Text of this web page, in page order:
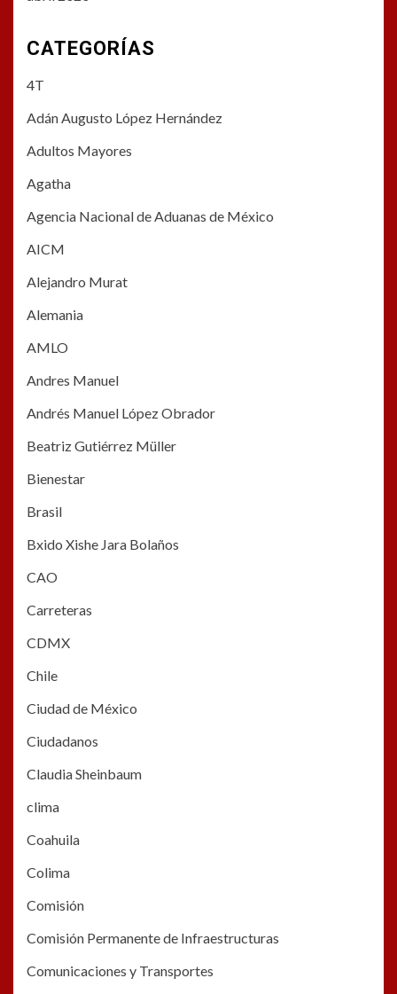
CATEGORÍAS
4T
Adán Augusto López Hernández
Adultos Mayores
Agatha
Agencia Nacional de Aduanas de México
AICM
Alejandro Murat
Alemania
AMLO
Andres Manuel
Andrés Manuel López Obrador
Beatriz Gutiérrez Müller
Bienestar
Brasil
Bxido Xishe Jara Bolaños
CAO
Carreteras
CDMX
Chile
Ciudad de México
Ciudadanos
Claudia Sheinbaum
clima
Coahuila
Colima
Comisión
Comisión Permanente de Infraestructuras
Comunicaciones y Transportes